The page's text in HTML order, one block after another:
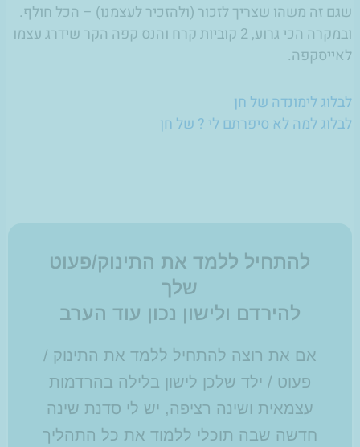
שגם זה משהו שצריך לזכור (ולהזכיר לעצמנו) – הכל חולף.
ובמקרה הכי גרוע, 2 קוביות קרח והנס קפה הקר שידרג עצמו
לאייסקפה.
לבלוג לימונדה של חן
לבלוג למה לא סיפרתם לי ? של חן
להתחיל ללמד את התינוק/פעוט
שלך
להירדם ולישון נכון עוד הערב
אם את רוצה להתחיל ללמד את התינוק /
פעוט / ילד שלכן לישון בלילה בהרדמות
עצמאית ושינה רציפה, יש לי סדנת שינה
חדשה שבה תוכלי ללמוד את כל התהליך